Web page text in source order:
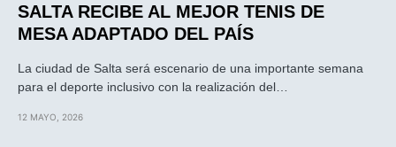
SALTA RECIBE AL MEJOR TENIS DE
MESA ADAPTADO DEL PAÍS
La ciudad de Salta será escenario de una importante semana
para el deporte inclusivo con la realización del…
12 MAYO, 2026